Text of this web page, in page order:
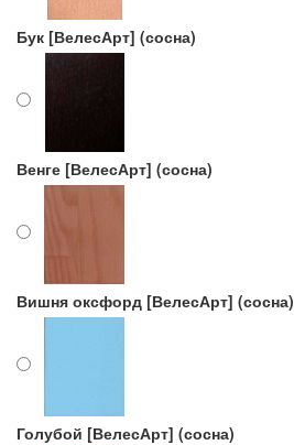
Бук [ВелесАрт] (сосна)
Венге [ВелесАрт] (сосна)
Вишня оксфорд [ВелесАрт] (сосна)
Голубой [ВелесАрт] (сосна)